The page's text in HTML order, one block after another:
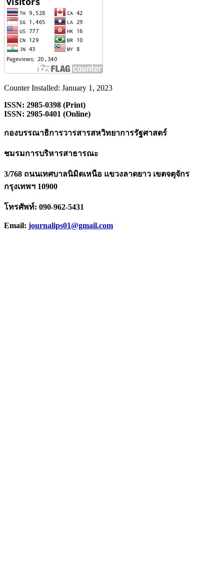
Counter Installed: January 1, 2023
ISSN: 2985-0398 (Print)
ISSN: 2985-0401 (Online)
กองบรรณาธิการวารสารสหวิทยาการรัฐศาสตร์
ชมรมการบริหารสาธารณะ
3/768 ถนนเทศบาลนิมิตเหนือ แขวงลาดยาว เขตจตุจักร
กรุงเทพฯ 10900
โทรศัพท์: 090-962-5431
Email: journalips01@gmail.com